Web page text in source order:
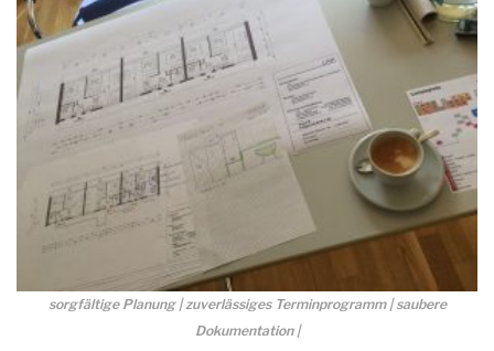
sorgfältige Planung | zuverlässiges Terminprogramm | saubere
Dokumentation |